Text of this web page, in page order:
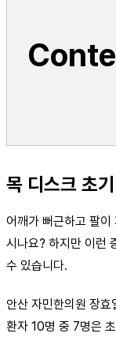
목 디스크 초
어깨가 뻐근하고 팔이
시나요? 하지만 이런
수 있습니다.
안산 자민한의원 장
환자 10명 중 7명은